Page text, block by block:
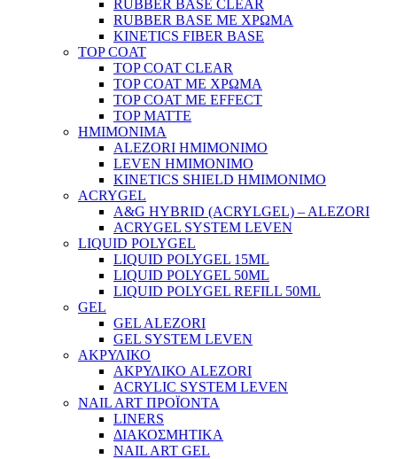
RUBBER BASE CLEAR
RUBBER BASE ΜΕ ΧΡΩΜΑ
KINETICS FIBER BASE
TOP COAT
TOP COAT CLEAR
TOP COAT ΜΕ ΧΡΩΜΑ
TOP COAT ΜΕ EFFECT
TOP MATTE
ΗΜΙΜΟΝΙΜΑ
ALEZORI ΗΜΙΜΟΝΙΜΟ
LEVEN ΗΜΙΜΟΝΙΜΟ
KINETICS SHIELD ΗΜΙΜΟΝΙΜΟ
ACRYGEL
A&G HYBRID (ACRYLGEL) – ALEZORI
ACRYGEL SYSTEM LEVEN
LIQUID POLYGEL
LIQUID POLYGEL 15ML
LIQUID POLYGEL 50ML
LIQUID POLYGEL REFILL 50ML
GEL
GEL ALEZORI
GEL SYSTEM LEVEN
ΑΚΡΥΛΙΚΟ
ΑΚΡΥΛΙΚΟ ALEZORI
ACRYLIC SYSTEM LEVEN
NAIL ART ΠΡΟΪΟΝΤΑ
LINERS
ΔΙΑΚΟΣΜΗΤΙΚΑ
NAIL ART GEL